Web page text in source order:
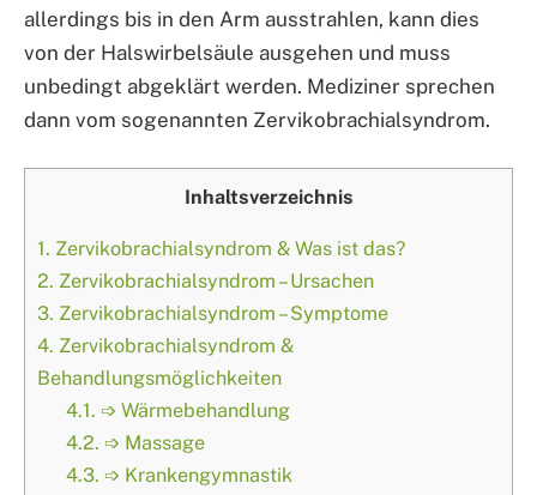
allerdings bis in den Arm ausstrahlen, kann dies
von der Halswirbelsäule ausgehen und muss
unbedingt abgeklärt werden. Mediziner sprechen
dann vom sogenannten Zervikobrachialsyndrom.
Inhaltsverzeichnis
1. Zervikobrachialsyndrom & Was ist das?
2. Zervikobrachialsyndrom – Ursachen
3. Zervikobrachialsyndrom – Symptome
4. Zervikobrachialsyndrom &
Behandlungsmöglichkeiten
4.1. ➩ Wärmebehandlung
4.2. ➩ Massage
4.3. ➩ Krankengymnastik